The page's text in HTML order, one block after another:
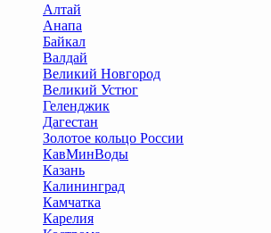
Алтай
Анапа
Байкал
Валдай
Великий Новгород
Великий Устюг
Геленджик
Дагестан
Золотое кольцо России
КавМинВоды
Казань
Калининград
Камчатка
Карелия